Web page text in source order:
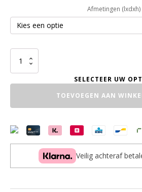
Afmetingen (lxdxh)
Meubel
aantal
TOEVOEGEN AAN
Veilig achteraf